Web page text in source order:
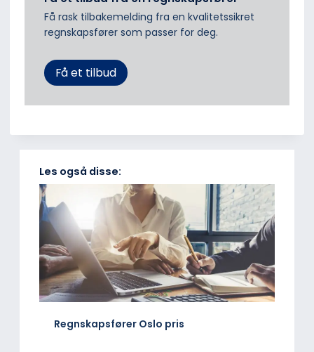
Få rask tilbakemelding fra en kvalitetssikret
regnskapsfører som passer for deg.
Få et tilbud
Les også disse:
Regnskapsfører Oslo pris